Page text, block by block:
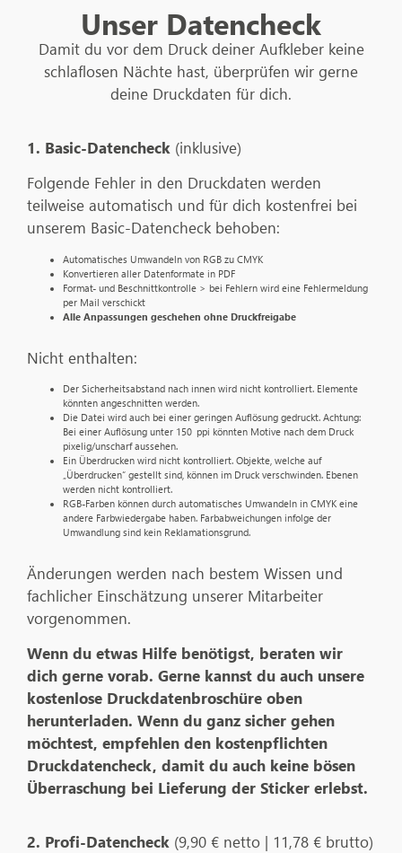
Unser Datencheck
Damit du vor dem Druck deiner Aufkleber keine
schlaflosen Nächte hast, überprüfen wir gerne
deine Druckdaten für dich.
1. Basic-Datencheck (inklusive)
Folgende Fehler in den Druckdaten werden
teilweise automatisch und für dich kostenfrei bei
unserem Basic-Datencheck behoben:
Automatisches Umwandeln von RGB zu CMYK
Konvertieren aller Datenformate in PDF
Format- und Beschnittkontrolle > bei Fehlern wird eine Fehlermeldung
per Mail verschickt
Alle Anpassungen geschehen ohne Druckfreigabe
Nicht enthalten:
Der Sicherheitsabstand nach innen wird nicht kontrolliert. Elemente
könnten angeschnitten werden.
Die Datei wird auch bei einer geringen Auflösung gedruckt. Achtung:
Bei einer Auflösung unter 150 ppi könnten Motive nach dem Druck
pixelig/unscharf aussehen.
Ein Überdrucken wird nicht kontrolliert. Objekte, welche auf
„Überdrucken“ gestellt sind, können im Druck verschwinden. Ebenen
werden nicht kontrolliert.
RGB-Farben können durch automatisches Umwandeln in CMYK eine
andere Farbwiedergabe haben. Farbabweichungen infolge der
Umwandlung sind kein Reklamationsgrund.
Änderungen werden nach bestem Wissen und
fachlicher Einschätzung unserer Mitarbeiter
vorgenommen.
Wenn du etwas Hilfe benötigst, beraten wir
dich gerne vorab. Gerne kannst du auch unsere
kostenlose Druckdatenbroschüre oben
herunterladen. Wenn du ganz sicher gehen
möchtest, empfehlen den kostenpflichten
Druckdatencheck, damit du auch keine bösen
Überraschung bei Lieferung der Sticker erlebst.
2. Profi-Datencheck (9,90 € netto | 11,78 € brutto)